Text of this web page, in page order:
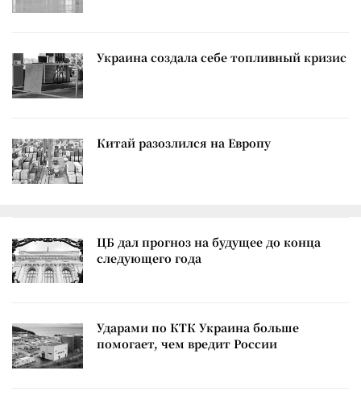
Украина создала себе топливный кризис
Китай разозлился на Европу
ЦБ дал прогноз на будущее до конца
следующего года
Ударами по КТК Украина больше
помогает, чем вредит России